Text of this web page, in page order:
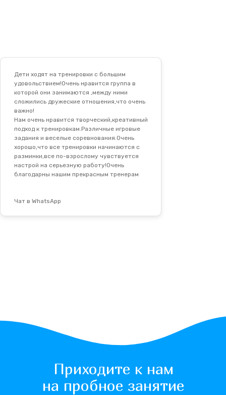
Дети ходят на тренировки с большим
удовольствием!Очень нравится группа в
которой они занимаются ,между ними
сложились дружеские отношения,что очень
важно!
Нам очень нравится творческий,креативный
подход к тренировкам.Различные игровые
задания и веселые соревнования.Очень
хорошо,что все тренировки начинаются с
разминки,все по-взрослому чувствуется
настрой на серьезную работу!Очень
благодарны нашим прекрасным тренерам
Чат в WhatsApp
Приходите к нам
на пробное занятие